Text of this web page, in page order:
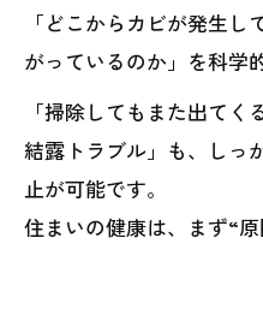
「どこからカビが発生
がっているのか」を科学
「掃除してもまた出て
結露トラブル」も、しっ
止が可能です。
住まいの健康は、まず“